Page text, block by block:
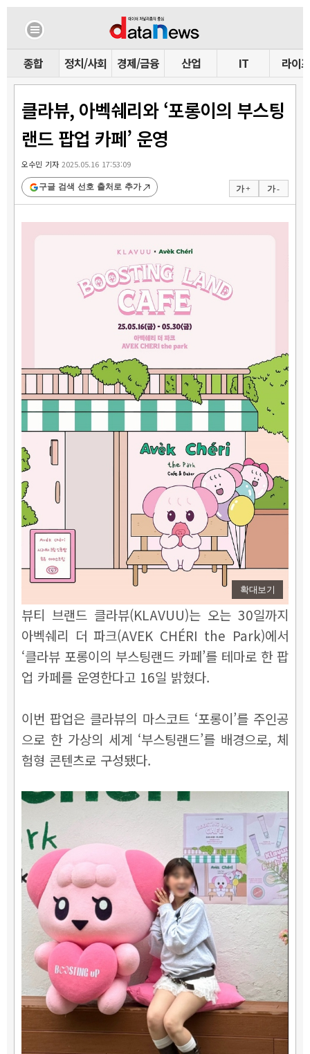
종합 정치/사회 경제/금융 산업 IT 라이프
클라뷰, 아벡쉐리와 ‘포롱이의 부스팅
랜드 팝업 카페’ 운영
오수민 기자2025.05.16 17:53:09
가 + 가 -
구글 검색 선호 출처로 추가
확대보기
뷰티 브랜드 클라뷰(KLAVUU)는 오는 30일까지
아벡쉐리 더 파크(AVEK CHÉRI the Park)에서
‘클라뷰 포롱이의 부스팅랜드 카페’를 테마로 한 팝
업 카페를 운영한다고 16일 밝혔다.
이번 팝업은 클라뷰의 마스코트 ‘포롱이’를 주인공
으로 한 가상의 세계 ‘부스팅랜드’를 배경으로, 체
험형 콘텐츠로 구성됐다.